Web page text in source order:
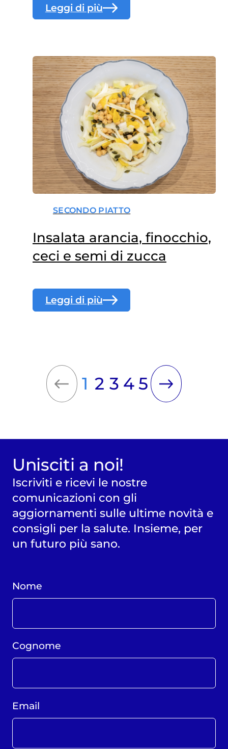
Leggi di più
SECONDO PIATTO
Insalata arancia, finocchio,
ceci e semi di zucca
Leggi di più
1 2 3 4 5
Unisciti a noi!
Iscriviti e ricevi le nostre
comunicazioni con gli
aggiornamenti sulle ultime novità e
consigli per la salute. Insieme, per
un futuro più sano.
Nome
Cognome
Email